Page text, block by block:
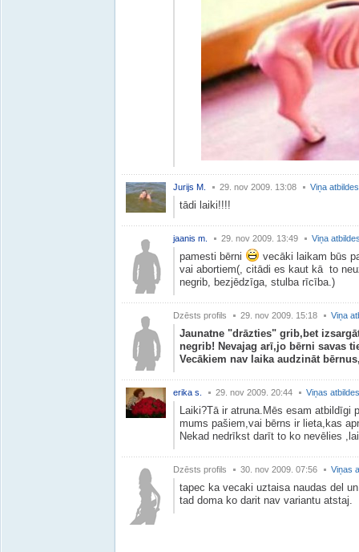
Jurijs M. 29. nov 2009. 13:08 Viņa atbildes
tādi laiki!!!!
jaanis m. 29. nov 2009. 13:49 Viņa
pamesti bērni
vecāki laikam būs
vai abortiem(, citādi es kaut kā to
negrib, bezjēdzīga, stulba rīcība.)
Dzēsts profils 29. nov 2009. 15:18 Viņa
Jaunatne "drāzties" grib,bet
negrib! Nevajag arī,jo bērni savas
Vecākiem nav laika audzināt
erika s. 29. nov 2009. 20:44 Viņas atbildes
Laiki?Tā ir atruna.Mēs esam atbildīgi
mums pašiem,vai bērns ir lieta,kas
Nekad nedrīkst darīt to ko nevēlies
Dzēsts profils 30. nov 2009. 07:56 Viņas
tapec ka vecaki uztaisa naudas del
tad doma ko darit nav variantu atstaj.